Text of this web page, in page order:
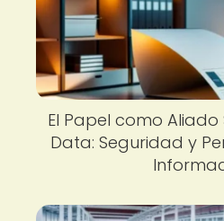
El Papel como Aliado
Data: Seguridad y